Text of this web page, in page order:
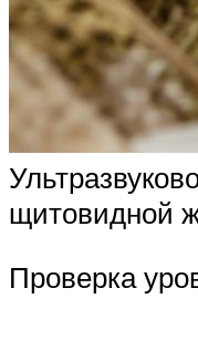
щитовидной
Проверка